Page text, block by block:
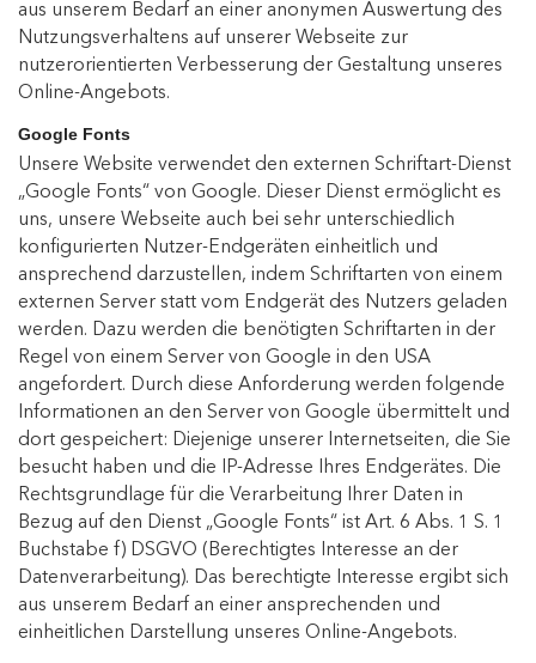
aus unserem Bedarf an einer anonymen Auswertung des
Nutzungsverhaltens auf unserer Webseite zur
nutzerorientierten Verbesserung der Gestaltung unseres
Online-Angebots.
Google Fonts
Unsere Website verwendet den externen Schriftart-Dienst
„Google Fonts“ von Google. Dieser Dienst ermöglicht es
uns, unsere Webseite auch bei sehr unterschiedlich
konfigurierten Nutzer-Endgeräten einheitlich und
ansprechend darzustellen, indem Schriftarten von einem
externen Server statt vom Endgerät des Nutzers geladen
werden. Dazu werden die benötigten Schriftarten in der
Regel von einem Server von Google in den USA
angefordert. Durch diese Anforderung werden folgende
Informationen an den Server von Google übermittelt und
dort gespeichert: Diejenige unserer Internetseiten, die Sie
besucht haben und die IP-Adresse Ihres Endgerätes. Die
Rechtsgrundlage für die Verarbeitung Ihrer Daten in
Bezug auf den Dienst „Google Fonts“ ist Art. 6 Abs. 1 S. 1
Buchstabe f) DSGVO (Berechtigtes Interesse an der
Datenverarbeitung). Das berechtigte Interesse ergibt sich
aus unserem Bedarf an einer ansprechenden und
einheitlichen Darstellung unseres Online-Angebots.